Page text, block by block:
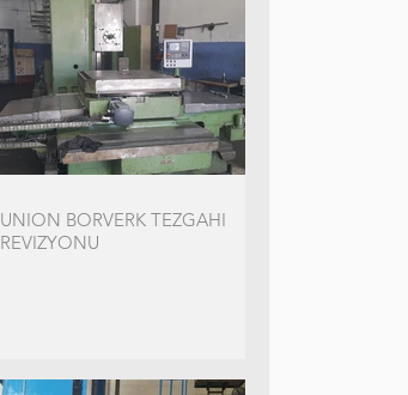
UNION BORVERK TEZGAHI
REVIZYONU